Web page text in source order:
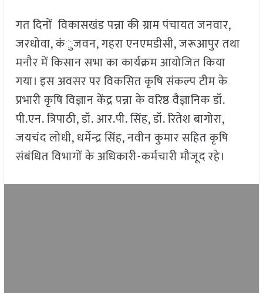
गत दिनों विकासखंड पन्ना की ग्राम पंचायत जनवार,
जरधोवा, कंुजवन, गहरा एनएमडीसी, जरूआपुर तथा
मनौर में किसान सभा का कार्यक्रम आयोजित किया
गया। इस अवसर पर विकसित कृषि संकल्प टीम के
प्रभारी कृषि विज्ञान केंद्र पन्ना के वरिष्ठ वैज्ञानिक डॉ.
पी.एन. त्रिपाठी, डॉ. आर.पी. सिंह, डॉ. रितेश बागोरा,
जयचंद लोधी, धर्मेन्द्र सिंह, नवीन कुमार सहित कृषि
संबंधित विभागों के अधिकारी-कर्मचारी मौजूद रहे।